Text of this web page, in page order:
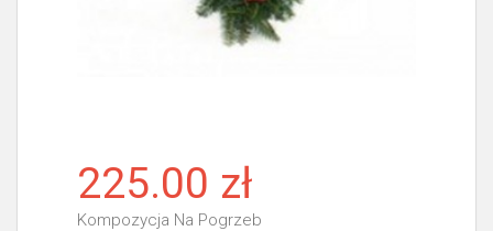
225.00 zł
Kompozycja Na Pogrzeb